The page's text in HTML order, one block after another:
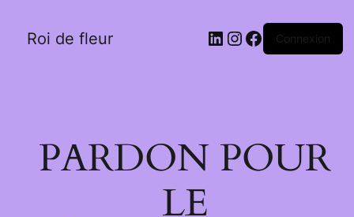
Roi de fleur LinkedIn
Instagram
Facebook
Connexion
PARDON POUR
LE